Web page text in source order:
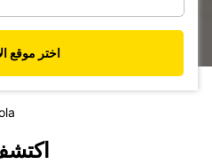
اختر موقع